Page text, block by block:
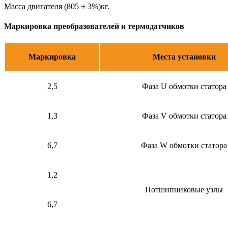
Масса двигателя (805 ± 3%)кг.
Маркировка преобразователей и термодатчиков
Маркировка Места установки
2,5 Фаза U обмотки статора
1,3 Фаза V обмотки статора
6,7 Фаза W обмотки статора
1,2
Потшипниковые узлы
6,7